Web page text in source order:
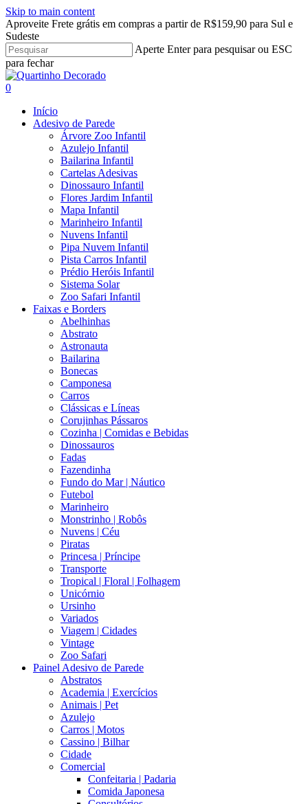
Skip to main content
Aproveite Frete grátis em compras a partir de R$159,90 para Sul e
Sudeste
Aperte Enter para pesquisar ou ESC
para fechar
Close
Search
search
account
0
Início
Adesivo de Parede
Árvore Zoo Infantil
Azulejo Infantil
Bailarina Infantil
Cartelas Adesivas
Dinossauro Infantil
Flores Jardim Infantil
Mapa Infantil
Marinheiro Infantil
Nuvens Infantil
Pipa Nuvem Infantil
Pista Carros Infantil
Prédio Heróis Infantil
Sistema Solar
Zoo Safari Infantil
Faixas e Borders
Abelhinhas
Abstrato
Astronauta
Bailarina
Bonecas
Camponesa
Carros
Clássicas e Líneas
Corujinhas Pássaros
Cozinha | Comidas e Bebidas
Dinossauros
Fadas
Fazendinha
Fundo do Mar | Náutico
Futebol
Marinheiro
Monstrinho | Robôs
Nuvens | Céu
Piratas
Princesa | Príncipe
Transporte
Tropical | Floral | Folhagem
Unicórnio
Ursinho
Variados
Viagem | Cidades
Vintage
Zoo Safari
Painel Adesivo de Parede
Abstratos
Academia | Exercícios
Animais | Pet
Azulejo
Carros | Motos
Cassino | Bilhar
Cidade
Comercial
Confeitaria | Padaria
Comida Japonesa